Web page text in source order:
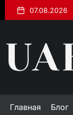
to
content
07.08.2026
Главная Блог